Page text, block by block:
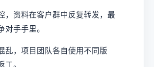
，资料在客户群中反复转发，最
对手手里。
乱，项目团队各自使用不同版
工。